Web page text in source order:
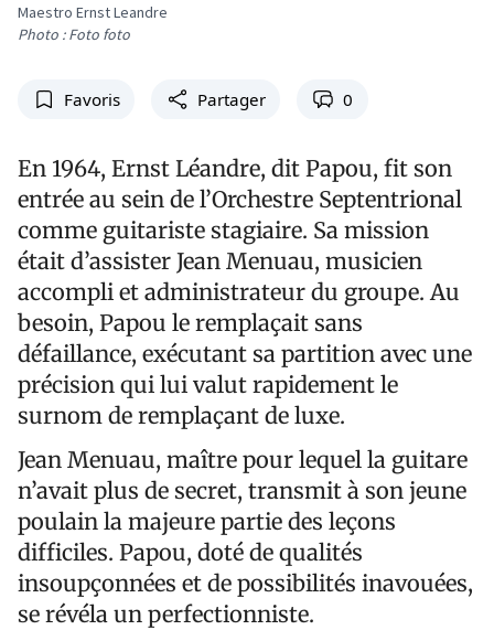
Maestro Ernst Leandre
Photo : Foto foto
Favoris Partager 0
En 1964, Ernst Léandre, dit Papou, fit son
entrée au sein de l’Orchestre Septentrional
comme guitariste stagiaire. Sa mission
était d’assister Jean Menuau, musicien
accompli et administrateur du groupe. Au
besoin, Papou le remplaçait sans
défaillance, exécutant sa partition avec une
précision qui lui valut rapidement le
surnom de remplaçant de luxe.
Jean Menuau, maître pour lequel la guitare
n’avait plus de secret, transmit à son jeune
poulain la majeure partie des leçons
difficiles. Papou, doté de qualités
insoupçonnées et de possibilités inavouées,
se révéla un perfectionniste.